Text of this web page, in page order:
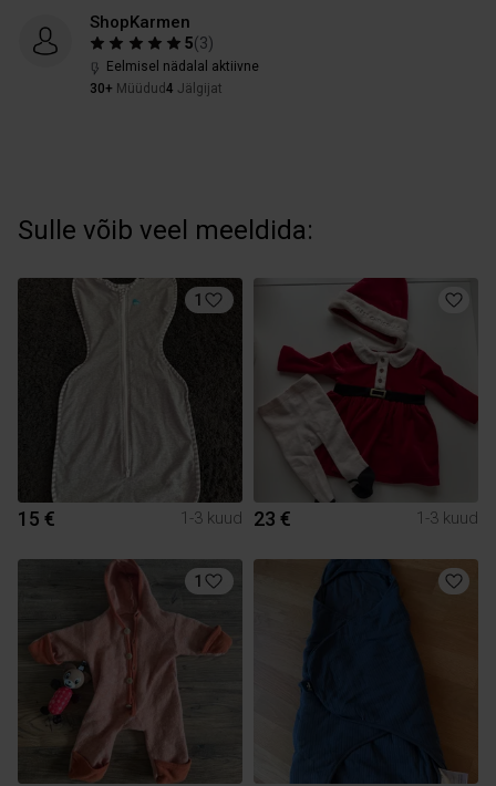
ShopKarmen
5(3)
Eelmisel nädalal aktiivne
30+ Müüdud 4 Jälgijat
Sulle võib veel meeldida:
1
15 € 1-3 kuud 23 € 1-3 kuud
1